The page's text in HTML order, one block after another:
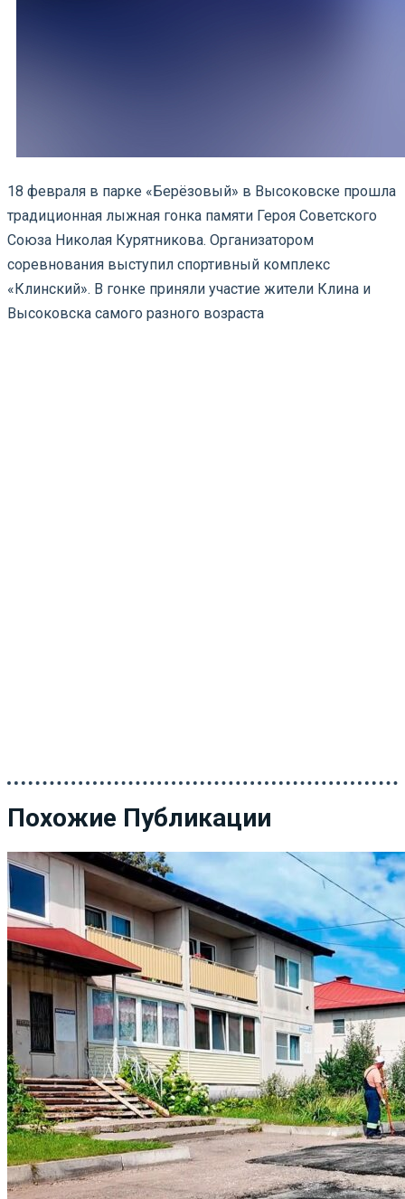
18 февраля в парке «Берёзовый» в Высоковске прошла
традиционная лыжная гонка памяти Героя Советского
Союза Николая Курятникова. Организатором
соревнования выступил спортивный комплекс
«Клинский». В гонке приняли участие жители Клина и
Высоковска самого разного возраста
Похожие Публикации